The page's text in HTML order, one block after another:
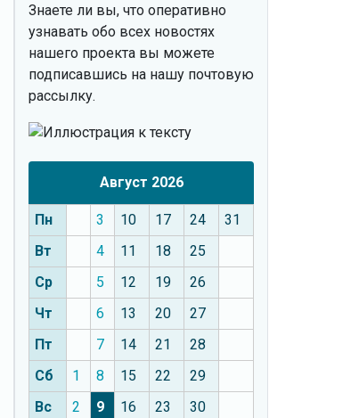
Знаете ли вы, что оперативно
узнавать обо всех новостях
нашего проекта вы можете
подписавшись на нашу почтовую
рассылку.
Август 2026
Пн 3 10 17 24
31
Вт
4 11 18
25
Ср
5 12 19
26
Чт
6 13 20
27
Пт
7 14 21
28
Сб
1 8 15 22
29
Вс
2 9 16 23 30